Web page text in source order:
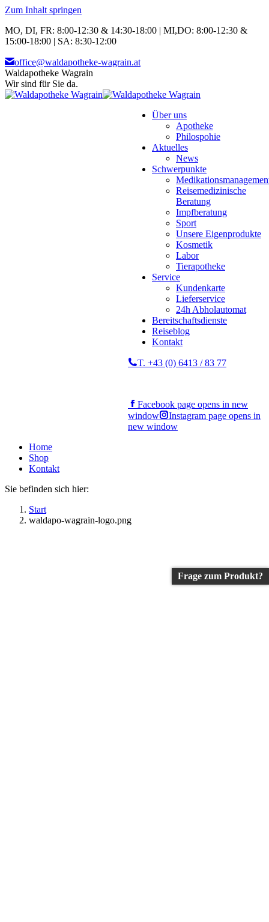
Zum Inhalt springen
MO, DI, FR: 8:00-12:30 & 14:30-18:00 | MI,DO: 8:00-12:30 &
15:00-18:00 | SA: 8:30-12:00
office@waldapotheke-wagrain.at
Waldapotheke Wagrain
Wir sind für Sie da.
Über uns
Apotheke
Philospohie
Aktuelles
News
Schwerpunkte
Reisemedizinische
Beratung
Impfberatung
Sport
Unsere Eigenprodukte
Kosmetik
Labor
Tierapotheke
Service
Kundenkarte
Lieferservice
24h Abholautomat
Bereitschaftsdienste
Reiseblog
Kontakt
T. +43 (0) 6413 / 83 77
Facebook page opens in new
window
Instagram page opens in
new window
Home
Shop
Kontakt
Sie befinden sich hier:
Start
waldapo-wagrain-logo.png
Frage zum Produkt?